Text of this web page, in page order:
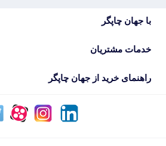
با جهان چاپگر
خدمات مشتریان
راهنمای خرید از جهان چاپگر